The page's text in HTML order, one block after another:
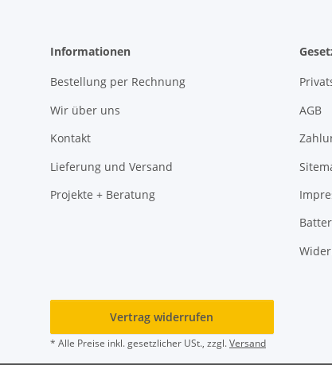
Informationen
Bestellung per Rechnung
Wir über uns
Kontakt
Lieferung und Versand
Projekte + Beratung
AGB
Vertrag widerrufen
* Alle Preise inkl. gesetzlicher USt., zzgl.Versand